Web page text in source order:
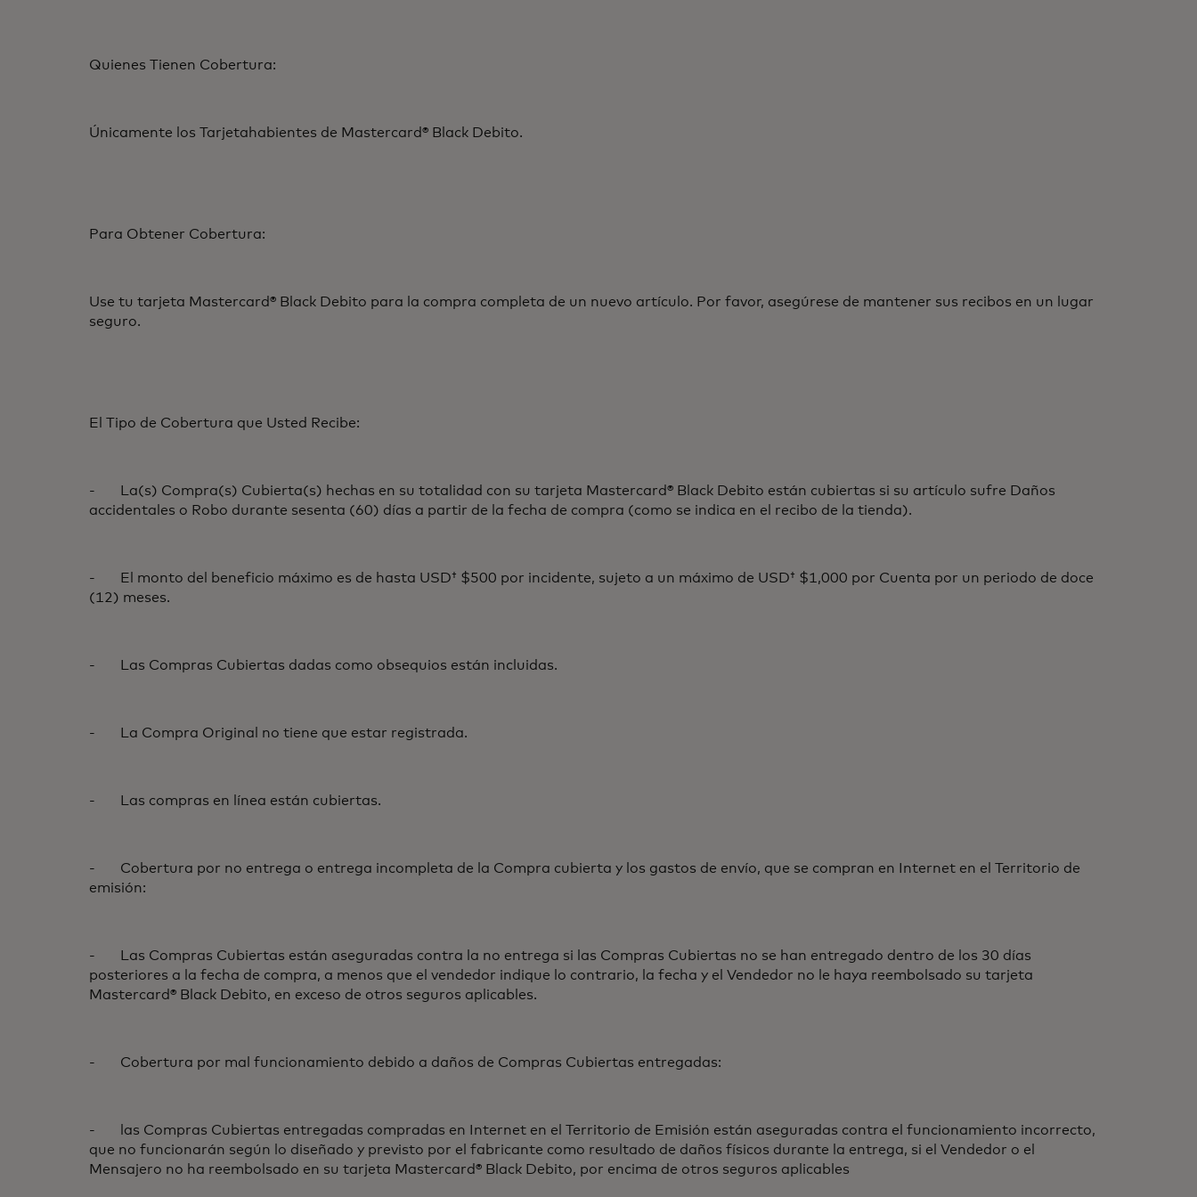
Quienes Tienen Cobertura:
Únicamente los Tarjetahabientes de Mastercard® Black Debito.
Para Obtener Cobertura:
Use tu tarjeta Mastercard® Black Debito para la compra completa de un nuevo artículo. Por favor, asegúrese de mantener sus recibos en un lugar
seguro.
El Tipo de Cobertura que Usted Recibe:
- La(s) Compra(s) Cubierta(s) hechas en su totalidad con su tarjeta Mastercard® Black Debito están cubiertas si su artículo sufre Daños
accidentales o Robo durante sesenta (60) días a partir de la fecha de compra (como se indica en el recibo de la tienda).
- El monto del beneficio máximo es de hasta USD† $500 por incidente, sujeto a un máximo de USD† $1,000 por Cuenta por un periodo de doce
(12) meses.
- Las Compras Cubiertas dadas como obsequios están incluidas.
- La Compra Original no tiene que estar registrada.
- Las compras en línea están cubiertas.
- Cobertura por no entrega o entrega incompleta de la Compra cubierta y los gastos de envío, que se compran en Internet en el Territorio de
emisión:
- Las Compras Cubiertas están aseguradas contra la no entrega si las Compras Cubiertas no se han entregado dentro de los 30 días
posteriores a la fecha de compra, a menos que el vendedor indique lo contrario, la fecha y el Vendedor no le haya reembolsado su tarjeta
Mastercard® Black Debito, en exceso de otros seguros aplicables.
- Cobertura por mal funcionamiento debido a daños de Compras Cubiertas entregadas:
- las Compras Cubiertas entregadas compradas en Internet en el Territorio de Emisión están aseguradas contra el funcionamiento incorrecto,
que no funcionarán según lo diseñado y previsto por el fabricante como resultado de daños físicos durante la entrega, si el Vendedor o el
Mensajero no ha reembolsado en su tarjeta Mastercard® Black Debito, por encima de otros seguros aplicables